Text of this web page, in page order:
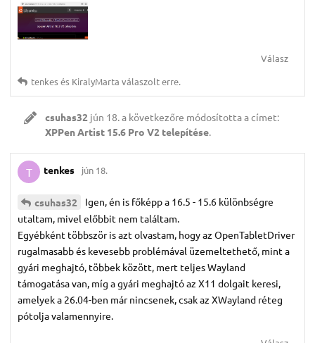
Válasz
tenkesés KiralyMarta válaszolt erre.
csuhas32 jún 18. a következőre módosította a címet:
XPPen Artist 15.6 Pro V2 telepítése
T tenkes jún 18.
csuhas32
Igen, én is főképp a 16.5 - 15.6 különbségre
utaltam, mivel előbbit nem találtam.
Egyébként többször is azt olvastam, hogy az OpenTabletDriver
rugalmasabb és kevesebb problémával üzemeltethető, mint a
gyári meghajtó, többek között, mert teljes Wayland
támogatása van, míg a gyári meghajtó az X11 dolgait keresi,
amelyek a 26.04-ben már nincsenek, csak az XWayland réteg
pótolja valamennyire.